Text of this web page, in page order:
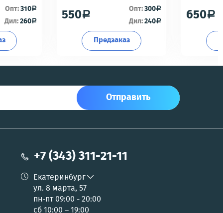
-
Опт:310a
Дил:260a
разъем гарнитуры/
микрофон - Премиум
550a Опт:300a
Дил:240a
Предзаказ
650a
Отправить
+7 (343) 311-21-11
Екатеринбург
ул. 8 марта, 57
пн-пт 09:00 - 20:00
сб 10:00 – 19:00